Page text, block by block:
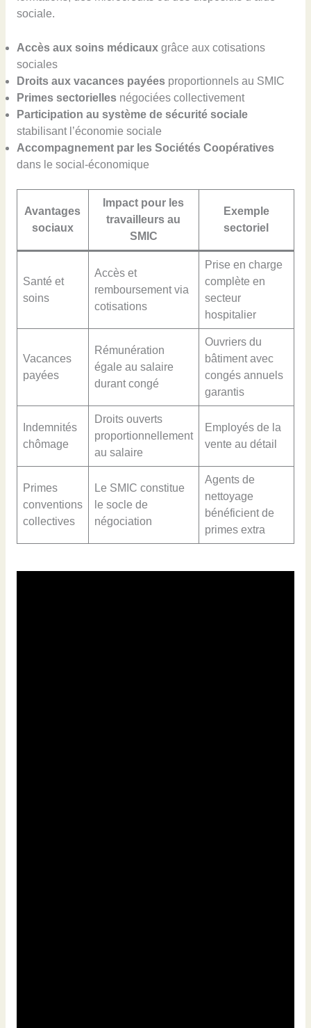
sociale.
Accès aux soins médicauxgrâce aux cotisations
sociales
Droits aux vacances payéesproportionnels au SMIC
Primes sectoriellesnégociées collectivement
Participation au système de sécurité sociale
stabilisant l’économie sociale
Accompagnement par les Sociétés Coopératives
dans le social-économique
Avantages
sociaux
Impact pour les
travailleurs au
SMIC
Exemple
sectoriel
Santé et
soins
Accès et
remboursement via
cotisations
Prise en charge
complète en
secteur
hospitalier
Vacances
payées
Rémunération
égale au salaire
durant congé
Ouvriers du
bâtiment avec
congés annuels
garantis
Indemnités
chômage
Droits ouverts
proportionnellement
au salaire
Employés de la
vente au détail
Primes
conventions
collectives
Le SMIC constitue
le socle de
négociation
Agents de
nettoyage
bénéficient de
primes extra